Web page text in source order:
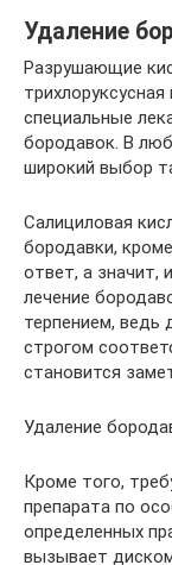
Удаление
Разрушающие
специальные
бородавок. В
широкий выбор
Салициловая
бородавки,
ответ, а значит,
лечение
терпением, ведь
строгом
становится
Удаление
Кроме того,
препарата по
определенных
вызывает